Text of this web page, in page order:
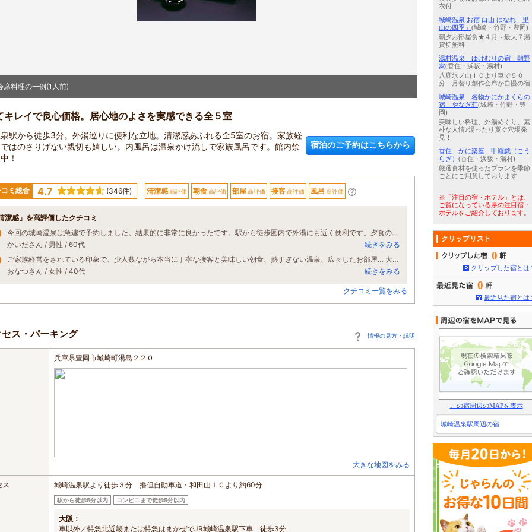
席料理の一例(1人前) 客室の一例
キレイで良心価格。居心地のよさを実感できる全５室
駅から徒歩3分。外湯巡りに便利な立地。清潔感あふれる全5室のお宿。家族経
はのさりげない親切も嬉しい。内風呂は温泉かけ流しで家族風呂です。館内禁
！
宿泊のご予約はこちらから
コミ総合 4.7 (346件) 清潔感高評価 朝食高評価 部屋高評価 接客高評価 風呂 高評価
清潔感」を高評価したクチコミ
今回の城崎温泉は急遽で予約しました。結果的に非常に良かったです。駅から徒歩圏内で外湯にも近く便利です。夕食の蟹が美味しくて、お腹いっぱいでしたよ。また、利用したいと思います。
かいださん / 男性 / 60代
続きをみる
ご家族経営をされている印象で、少人数ながら本当に丁寧な接客と美味しい朝食、熱すぎない温泉、広々したお部屋… 大満足でした！そして、美人女将もいます！ 玄関入ってすぐ、癒し系の大きなぬいぐるみたちがお出迎えをしてくれます。 朝食は主菜、副菜などどれも美味しく、ご飯も美味しかったです。ご飯はお代わりできます。 お味噌汁も出汁が効いてて、とても気に入りました。 お風呂は、夜と朝の2回入ることができました。 体感的には40℃くらいで、温度も丁度良かったです。 他のお客と一緒ではないので、短時間ながらリラックスできました。個人的には、外湯よりもお宿の温泉が一番良かったです。 また城崎温泉に来ることがあれば、こちらのお宿を利用したいと思いました。
おなつさん / 女性 / 40代
続きをみる
クチコミ一覧をみる
セス・パーキング 情報の見方・説明
兵庫県豊岡市城崎町湯島２２０
大きな地図をみる
ス 城崎温泉駅より徒歩３分 播但自動車道・和田山ＩＣより約60分
駅から徒歩5分以内 コンビニまで徒歩5分以内
大阪：
車以外／特急北近畿または特急はまかぜでJR城崎温泉駅下車 徒歩3分
衣付
城崎温泉 お宿 白山 はなれ「里
山の四季」 (城崎・竹野・豊岡)
朝夕お部屋食★４月～最大７湯
貸切無料
湯村温泉 ゆけむりの宿 朝野
家(香住・浜坂・湯村)
八鹿氷ノ山ＩＣより車で５０
分 月替り創作会席が自慢の宿
城崎温泉 名物かにかまくらの
宿 やなぎ荘(城崎・竹野・豊
岡)
美味しい料理、外湯めぐり、素
朴な人情♪湯ったり寛ぐ穴場発
見！
香住 かに楽座 甲羅戯（こう
らぎ） (香住・浜坂・湯村)
厳選食材を使ったプランを季節
ごとにご用意しております
※「注目の宿・ホテル」とは、
ご覧になっている県の注目宿・
ホテルをご紹介しております。
クリップリスト
0
クリップした宿とは
0
最近見た宿とは
この宿周辺のMAPを表示
城崎温泉駅周辺の宿